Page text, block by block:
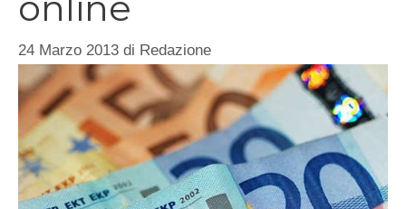
24 Marzo 2013 di Redazione